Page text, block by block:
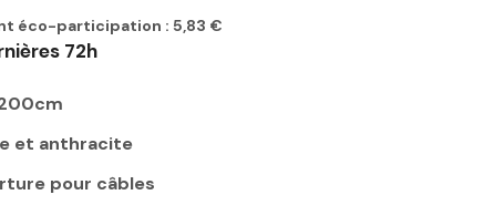
éco-participation : 5,83 €
72h
et anthracite
pour câbles